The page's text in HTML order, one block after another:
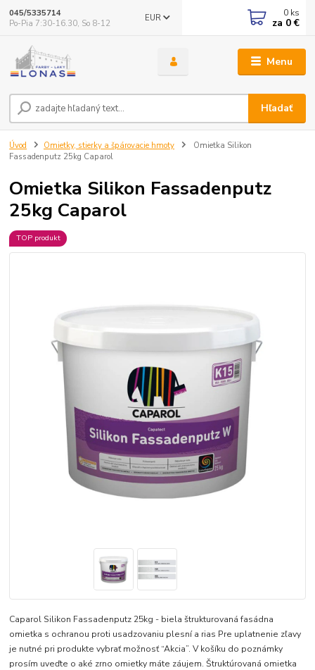
Menu
EUR
Hľadať
045/5335714
Po-Pia 7:30-16.30, So 8-12
0 ks
za 0 €
Úvod Omietky, stierky a špárovacie hmoty
Omietka Silikon
Fassadenputz 25kg Caparol
Omietka Silikon Fassadenputz
25kg Caparol
TOP produkt
Caparol Silikon Fassadenputz 25kg - biela štrukturovaná fasádna
omietka s ochranou proti usadzovaniu plesní a rias Pre uplatnenie zľavy
je nutné pri produkte vybrať možnosť “Akcia”. V košíku do poznámky
prosím uveďte o aké zrno omietky máte záujem. Štruktúrovaná omietka